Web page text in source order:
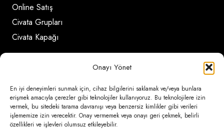
Onayı Yönet
En iyi deneyimleri sunmak için, cihaz bilgilerini saklamak ve/veya bunlara
erişmek amacıyla çerezler gibi teknolojiler kullanıyoruz. Bu teknolojilere izin
vermek, bu sitedeki tarama davranışı veya benzersiz kimlikler gibi verileri
işlememize izin verecektir. Onay vermemek veya onayı geri çekmek, belirli
özellikleri ve işlevleri olumsuz etkileyebilir.
Online Satış
Civata Grupları
Civata Kapağı
İletişim Detayları
Ömerli Mahallesi Risalet Sokak No:6/A (Hadımköy)
– Arnavutköy / İstanbul